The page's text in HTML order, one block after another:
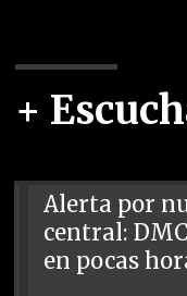
+
Alerta por
central:
en pocas